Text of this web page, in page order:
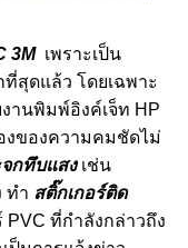
3M เพราะเป็น
สุดแล้ว โดยเฉพาะ
านพิมพ์อิงค์เจ็ท HP
งของความคมชัดไม่
กทึบแสง เช่น
ทำ สติ๊กเกอร์ติด
PVC ที่กำลังกล่าวถึง